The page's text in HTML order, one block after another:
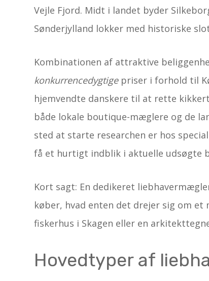
Vejle Fjord. Midt i landet byder
Sønderjylland lokker med historiske
Kombinationen af attraktive
konkurrencedygtigepriser i forhold til
hjemvendte danskere til at rette
både lokale boutique-mæglere og de
sted at starte researchen er hos
få et hurtigt indblik i aktuelle udsøgte
Kort sagt: En dedikeret
køber, hvad enten det drejer sig om
fiskerhus i Skagen eller en
Hovedtyper af